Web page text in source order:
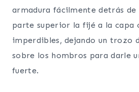
armadura fácilmente detrás de
parte superior la fijé a la capa
imperdibles, dejando un trozo
sobre los hombros para darle
fuerte.